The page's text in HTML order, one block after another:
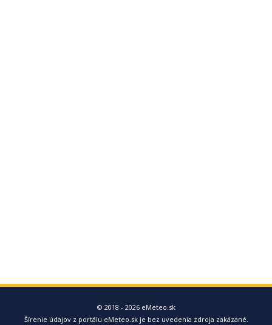
© 2018 - 2026 eMeteo.sk
Šírenie údajov z portálu eMeteo.sk je bez uvedenia zdroja zakázané.